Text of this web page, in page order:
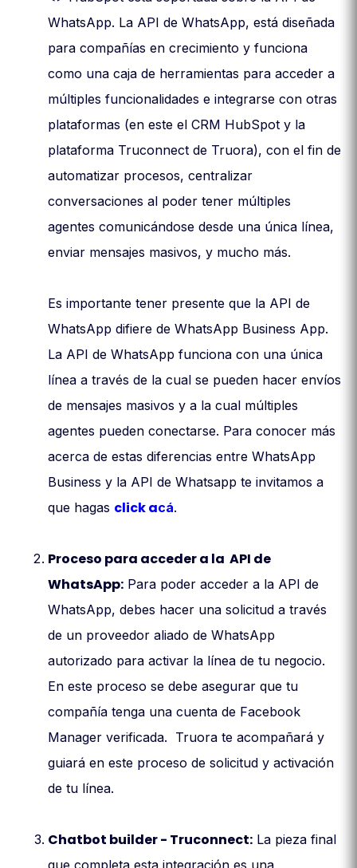
WhatsApp. La API de WhatsApp, está diseñada
para compañías en crecimiento y funciona
como una caja de herramientas para acceder a
múltiples funcionalidades e integrarse con otras
plataformas (en este el CRM HubSpot y la
plataforma Truconnect de Truora), con el fin de
automatizar procesos, centralizar
conversaciones al poder tener múltiples
agentes comunicándose desde una única línea,
enviar mensajes masivos, y mucho más.
Es importante tener presente que la API de
WhatsApp difiere de WhatsApp Business App.
La API de WhatsApp funciona con una única
línea a través de la cual se pueden hacer envíos
de mensajes masivos y a la cual múltiples
agentes pueden conectarse. Para conocer más
acerca de estas diferencias entre WhatsApp
Business y la API de Whatsapp te invitamos a
que hagas click acá.
Proceso para acceder a la API de
WhatsApp: Para poder acceder a la API de
WhatsApp, debes hacer una solicitud a través
de un proveedor aliado de WhatsApp
autorizado para activar la línea de tu negocio.
En este proceso se debe asegurar que tu
compañía tenga una cuenta de Facebook
Manager verificada. Truora te acompañará y
guiará en este proceso de solicitud y activación
de tu línea.
Chatbot builder - Truconnect: La pieza final
que completa esta integración es una